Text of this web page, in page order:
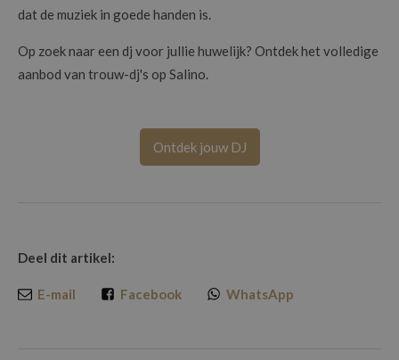
dat de muziek in goede handen is.
Op zoek naar een dj voor jullie huwelijk? Ontdek het volledige
aanbod van trouw-dj's op Salino.
Ontdek jouw DJ
Deel dit artikel:
E-mail Facebook WhatsApp